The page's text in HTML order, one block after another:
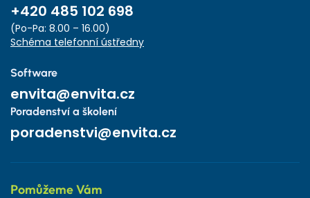
+420 485 102 698
(Po-Pa: 8.00 – 16.00)
Schéma telefonní ústředny
Software
envita@envita.cz
Poradenství a školení
poradenstvi@envita.cz
Pomůžeme Vám